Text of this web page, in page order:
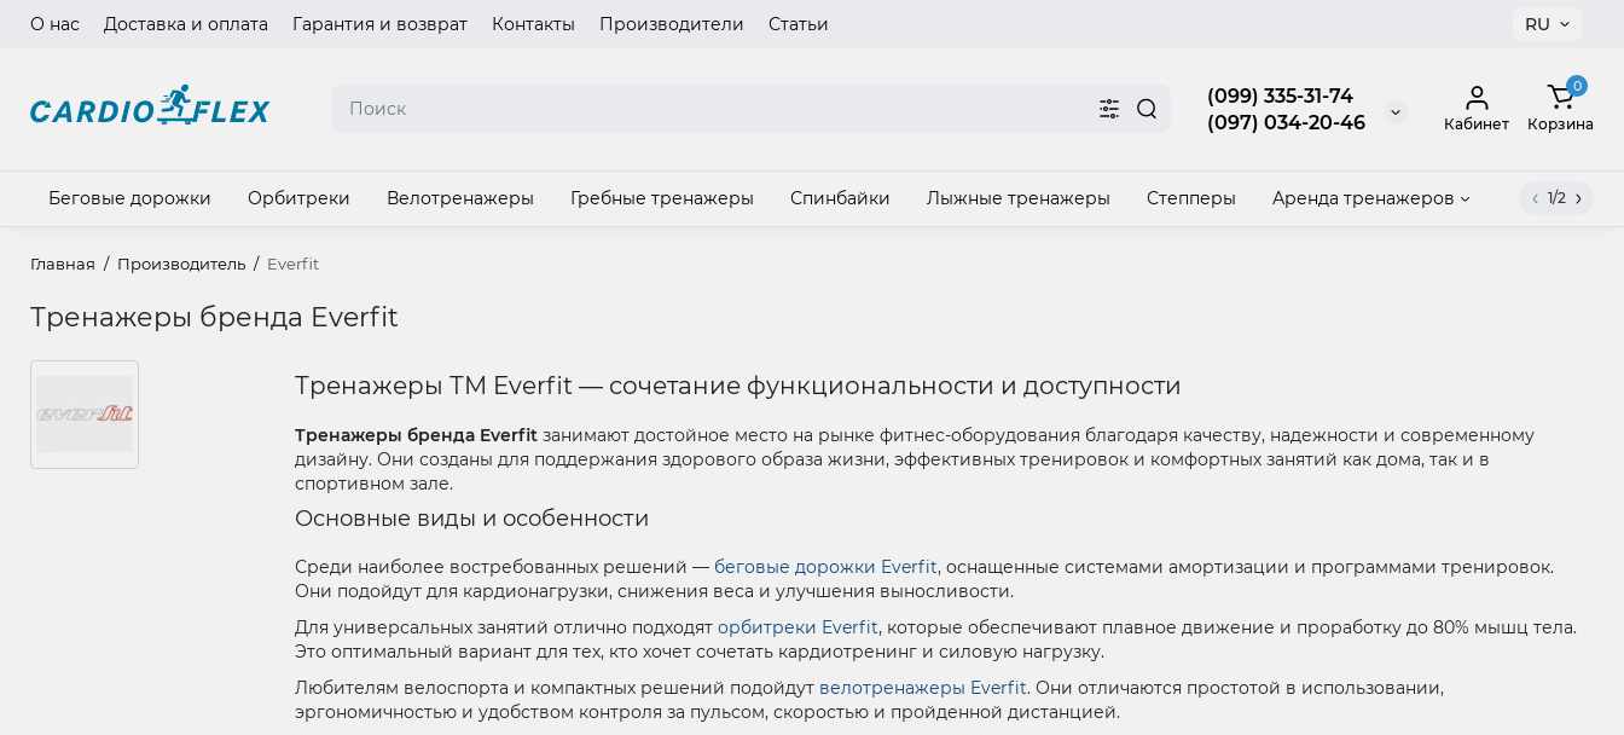
О нас Доставка и оплата Гарантия и возврат Контакты Производители Статьи RU
(099) 335-31-74
(097) 034-20-46
Кабинет
0
Корзина
Беговые дорожки Орбитреки Велотренажеры Гребные тренажеры Спинбайки Лыжные тренажеры Степперы Аренда тренажеров 1/2
Главная Производитель Everfit
Закрыть
Тренажеры бренда Everfit
Тренажеры ТМ Everfit — сочетание функциональности и доступности
Тренажеры бренда Everfit занимают достойное место на рынке фитнес-оборудования благодаря качеству, надежности и современному
дизайну. Они созданы для поддержания здорового образа жизни, эффективных тренировок и комфортных занятий как дома, так и в
спортивном зале.
Основные виды и особенности
Среди наиболее востребованных решений — беговые дорожки Everfit, оснащенные системами амортизации и программами тренировок.
Они подойдут для кардионагрузки, снижения веса и улучшения выносливости.
Для универсальных занятий отлично подходят орбитреки Everfit, которые обеспечивают плавное движение и проработку до 80% мышц тела.
Это оптимальный вариант для тех, кто хочет сочетать кардиотренинг и силовую нагрузку.
Любителям велоспорта и компактных решений подойдут велотренажеры Everfit. Они отличаются простотой в использовании,
эргономичностью и удобством контроля за пульсом, скоростью и пройденной дистанцией.